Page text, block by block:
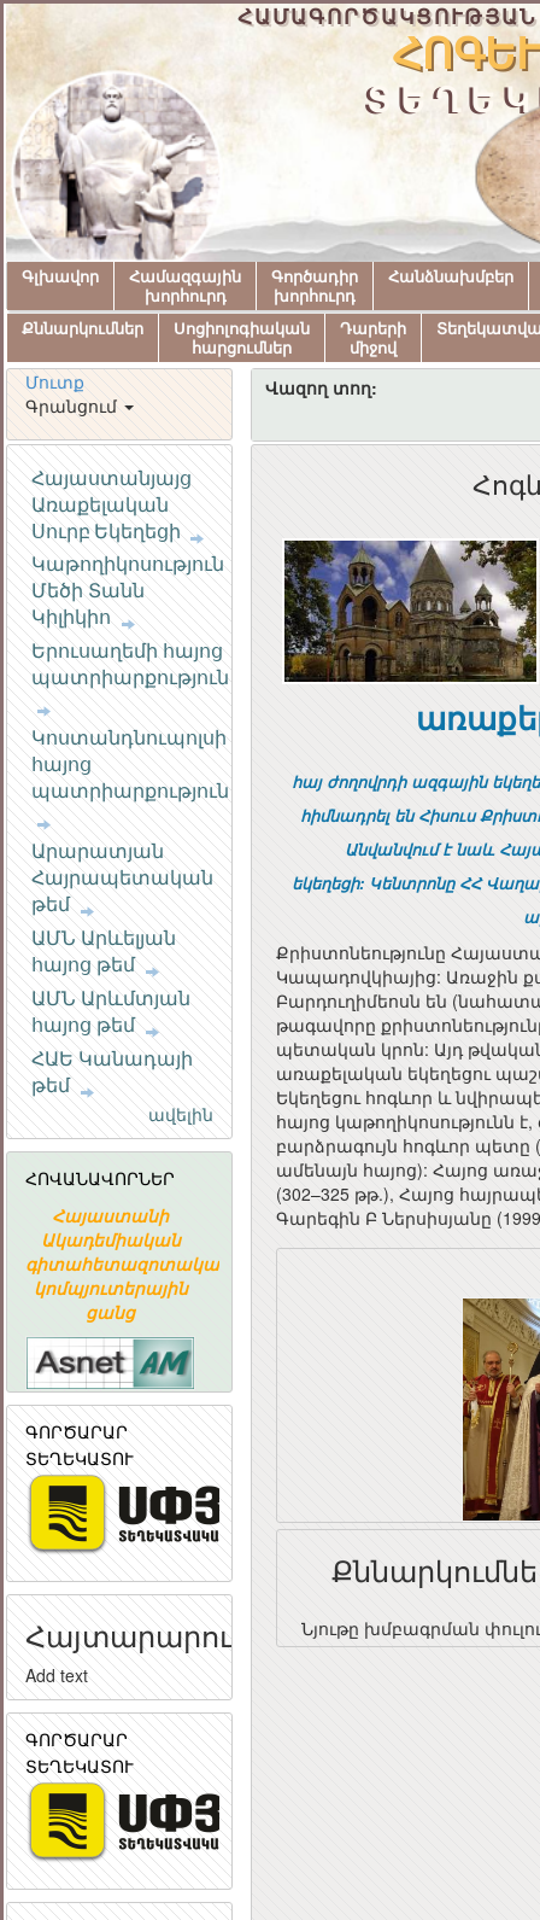
Գլխավոր
Համազգային
խորհուրդ
Գործադիր
խորհուրդ
Հանձնախմբեր
Քննարկումներ
Սոցիոլոգիական
հարցումներ
Դարերի
միջով
Մուտք
Գրանցում
Վազող տող:
Հայաստանյայց
Առաքելական
Սուրբ Եկեղեցի
Կաթողիկոսություն
Մեծի Տանն
Կիլիկիո
Երուսաղեմի հայոց
պատրիարքություն
Կոստանդնուպոլսի
հայոց
պատրիարքություն
Արարատյան
Հայրապետական
թեմ
ԱՄՆ Արևելյան
հայոց թեմ
ԱՄՆ Արևմտյան
հայոց թեմ
ՀԱԵ Կանադայի
թեմ
ավելին
ՀՈՎԱՆԱՎՈՐՆԵՐ
Հայաստանի
Ակադեմիական
գիտահետազոտական
կոմպյուտերային
ցանց
«ԱՐՄԻՆԿՈ»
ԳՈՐԾԱՐԱՐ
ՏԵՂԵԿԱՏՈՒ
Հայտարարություն
Add text
ԳՈՐԾԱՐԱՐ
ՏԵՂԵԿԱՏՈՒ
հայ ժողովրդի ազգային
հիմնադրել են Հիսուս
Անվանվում է նաև
եկեղեցի: Կենտրոնը ՀՀ
Քրիստոնեությունը
Կապադովկիայից: Առաջին
Բարդուղիմեոսն են
թագավորը
պետական կրոն: Այդ
առաքելական եկեղեցու
Եկեղեցու հոգևոր և
հայոց կաթողիկոսությունն
բարձրագույն հոգևոր
ամենայն հայոց): Հայոց
(302–325 թթ.), Հայոց
Գարեգին Բ Ներսիսյանը
Նյութը խմբագրման